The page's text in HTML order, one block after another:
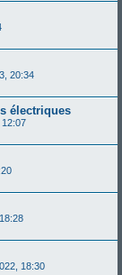
20:34
électriques
12:07
18:30